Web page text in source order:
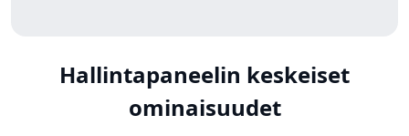
Hallintapaneelin keskeiset
ominaisuudet